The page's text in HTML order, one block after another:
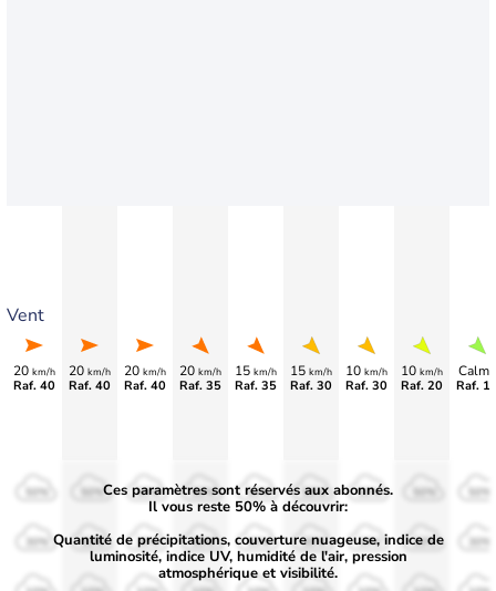
Vent
20 km/h
Raf. 40
20 km/h
Raf. 40
20 km/h
Raf. 40
20 km/h
Raf. 35
15 km/h
Raf. 35
15 km/h
Raf. 30
10 km/h
Raf. 30
10 km/h
Raf. 20
Calme
Raf.
50%
30%
50%
30%
50%
30%
50%
30%
50%
30%
50%
30%
50%
30% 30% 30%
Ces paramètres sont réservés aux abonnés.
Il vous reste 50% à découvrir:
Quantité de précipitations, couverture nuageuse, indice de
luminosité, indice UV, humidité de l'air, pression
atmosphérique et visibilité.